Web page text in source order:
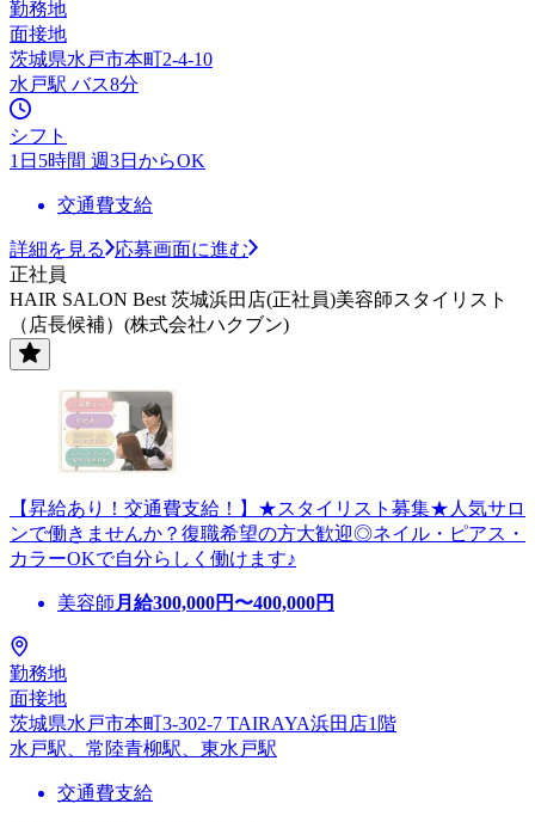
勤務地
面接地
茨城県水戸市本町2-4-10
水戸駅 バス8分
シフト
1日5時間 週3日からOK
交通費支給
詳細を見る
応募画面に進む
正社員
HAIR SALON Best 茨城浜田店(正社員)美容師スタイリスト
（店長候補）(株式会社ハクブン)
【昇給あり！交通費支給！】★スタイリスト募集★人気サロ
ンで働きませんか？復職希望の方大歓迎◎ネイル・ピアス・
カラーOKで自分らしく働けます♪
美容師 月給300,000円〜400,000円
勤務地
面接地
茨城県水戸市本町3-302-7 TAIRAYA浜田店1階
水戸駅、常陸青柳駅、東水戸駅
交通費支給